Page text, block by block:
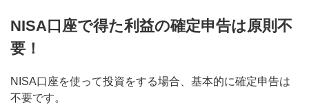
NISA口座で得た利益の確定申告は原則不
要！
NISA口座を使って投資をする場合、基本的に確定申告は
不要です。